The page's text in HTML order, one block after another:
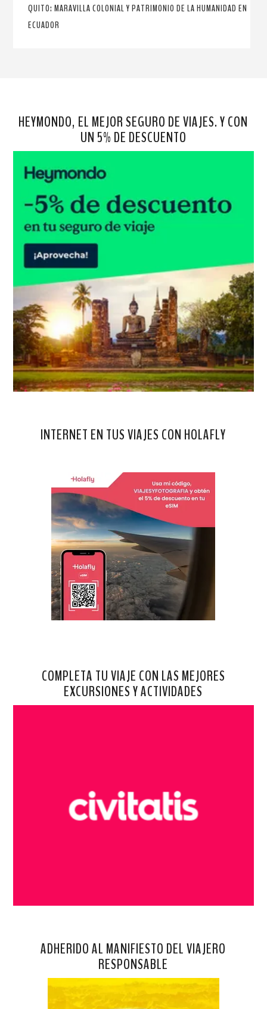
QUITO: MARAVILLA COLONIAL Y PATRIMONIO DE LA HUMANIDAD EN
ECUADOR
HEYMONDO, EL MEJOR SEGURO DE VIAJES. Y CON
UN 5% DE DESCUENTO
INTERNET EN TUS VIAJES CON HOLAFLY
COMPLETA TU VIAJE CON LAS MEJORES
EXCURSIONES Y ACTIVIDADES
ADHERIDO AL MANIFIESTO DEL VIAJERO
RESPONSABLE